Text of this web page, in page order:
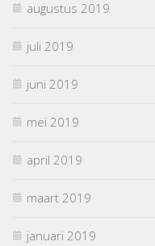
augustus 2019
juli 2019
juni 2019
mei 2019
april 2019
maart 2019
januari 2019